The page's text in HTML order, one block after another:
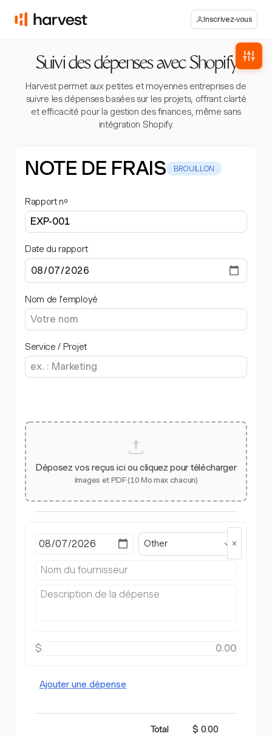
Inscrivez-vous
Suivi des dépenses avec Shopify
Harvest permet aux petites et moyennes entreprises de
suivre les dépenses basées sur les projets, offrant clarté
et efficacité pour la gestion des finances, même sans
intégration Shopify.
NOTE DE FRAIS BROUILLON
Rapport nº
Date du rapport
Nom de l'employé
Service / Projet
Déposez vos reçus ici ou cliquez pour télécharger
Images et PDF (10 Mo max chacun)
Other
$
Ajouter une dépense
Total $ 0.00